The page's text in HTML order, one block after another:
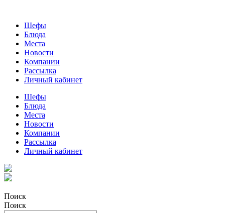
Шефы
Блюда
Места
Новости
Компании
Рассылка
Личный кабинет
Шефы
Блюда
Места
Новости
Компании
Рассылка
Личный кабинет
Поиск
Поиск